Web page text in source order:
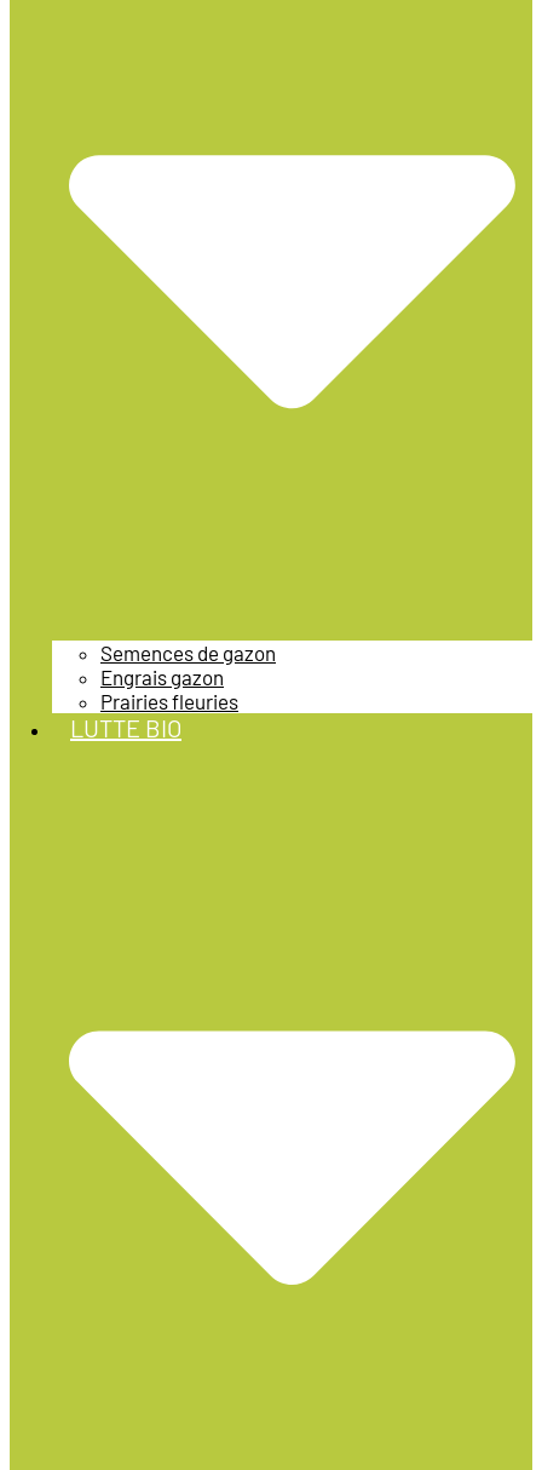
Semences de gazon
Engrais gazon
Prairies fleuries
LUTTE BIO